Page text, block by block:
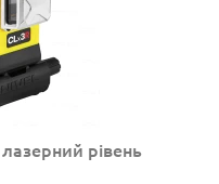
лазерний рівень